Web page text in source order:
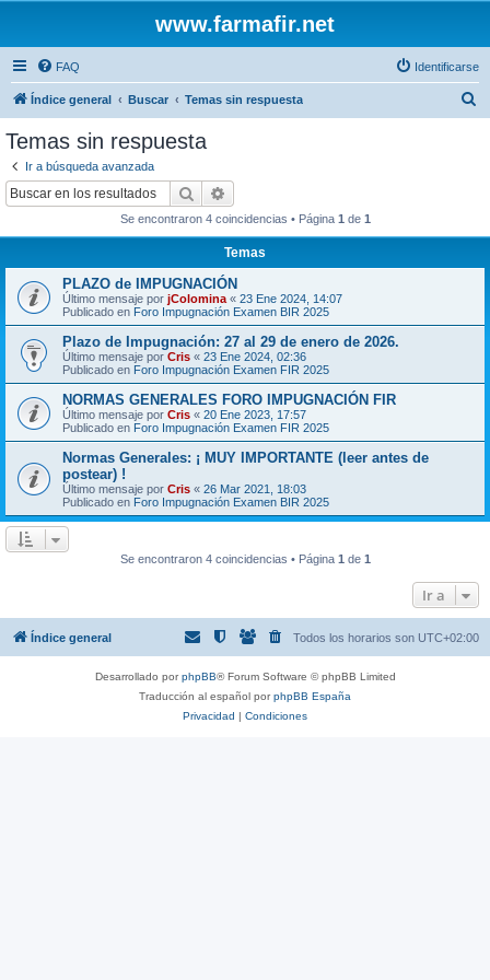
www.farmafir.net
FAQ Identificarse
Índice general Buscar Temas sin respuesta
Temas sin respuesta
Ir a búsqueda avanzada
Buscar
Se encontraron 4 coincidencias • Página 1 de 1
Temas
PLAZO de IMPUGNACIÓN
Último mensaje por jColomina « 23 Ene 2024, 14:07
Publicado en Foro Impugnación Examen BIR 2025
Plazo de Impugnación: 27 al 29 de enero de 2026.
Último mensaje por Cris « 23 Ene 2024, 02:36
Publicado en Foro Impugnación Examen FIR 2025
NORMAS GENERALES FORO IMPUGNACIÓN FIR
Último mensaje por Cris « 20 Ene 2023, 17:57
Publicado en Foro Impugnación Examen FIR 2025
Normas Generales: ¡ MUY IMPORTANTE (leer antes de
postear) !
Último mensaje por Cris « 26 Mar 2021, 18:03
Publicado en Foro Impugnación Examen BIR 2025
Se encontraron 4 coincidencias • Página 1 de 1
Ir a
Índice general Todos los horarios son UTC+02:00
Desarrollado porphpBB® Forum Software © phpBB Limited
Traducción al español porphpBB España
Privacidad | Condiciones